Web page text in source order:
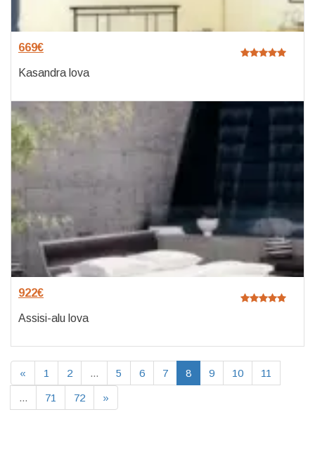
669€
Kasandra lova
922€
Assisi-alu lova
« 1 2 ... 5 6 7 8 9 10 11
... 71 72 »